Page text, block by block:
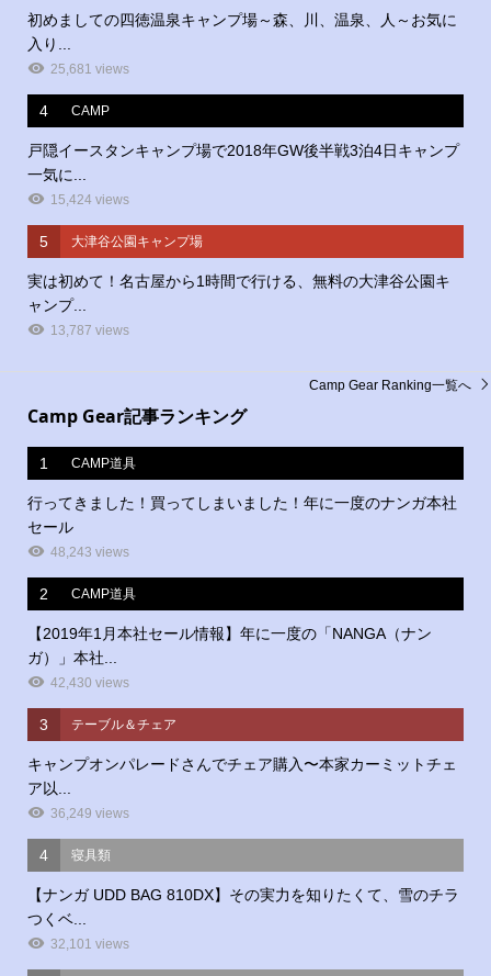
初めましての四徳温泉キャンプ場～森、川、温泉、人～お気に
入り...
25,681 views
4 CAMP
戸隠イースタンキャンプ場で2018年GW後半戦3泊4日キャンプ
一気に...
15,424 views
5 大津谷公園キャンプ場
実は初めて！名古屋から1時間で行ける、無料の大津谷公園キ
ャンプ...
13,787 views
Camp Gear記事ランキング
1 CAMP道具
行ってきました！買ってしまいました！年に一度のナンガ本社
セール
48,243 views
2 CAMP道具
【2019年1月本社セール情報】年に一度の「NANGA（ナン
ガ）」本社...
42,430 views
3 テーブル＆チェア
キャンプオンパレードさんでチェア購入〜本家カーミットチェ
ア以...
36,249 views
4 寝具類
【ナンガ UDD BAG 810DX】その実力を知りたくて、雪のチラ
つくベ...
32,101 views
Camp Gear Ranking一覧へ